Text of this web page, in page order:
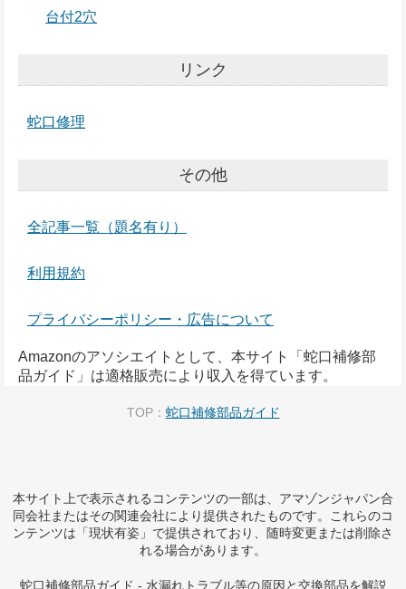
台付2穴
リンク
蛇口修理
その他
全記事一覧（題名有り）
利用規約
プライバシーポリシー・広告について
Amazonのアソシエイトとして、本サイト「蛇口補修部
品ガイド」は適格販売により収入を得ています。
TOP： 蛇口補修部品ガイド
本サイト上で表示されるコンテンツの一部は、アマゾンジャパン合
同会社またはその関連会社により提供されたものです。これらのコ
ンテンツは「現状有姿」で提供されており、随時変更または削除さ
れる場合があります。
蛇口補修部品ガイド - 水漏れトラブル等の原因と交換部品を解説